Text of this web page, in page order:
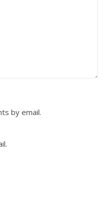
by email.